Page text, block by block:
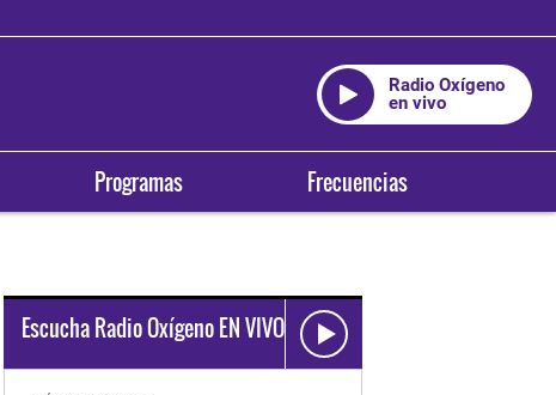
Radio Oxígeno
en vivo
Programas Frecuencias
Escucha Radio Oxígeno EN VIVO